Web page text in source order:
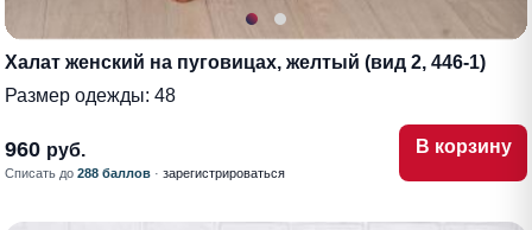
Халат женский на пуговицах, желтый (вид 2, 446-1)
Размер одежды: 48
960 руб.
Списать до 288 баллов · зарегистрироваться
В корзину